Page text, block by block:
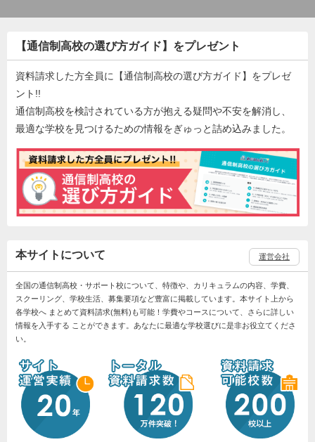
【通信制高校の選び方ガイド】をプレゼント
資料請求した方全員に【通信制高校の選び方ガイド】をプレゼ
ント!!
通信制高校を検討されている方が抱える疑問や不安を解消し、
最適な学校を見つけるための情報をぎゅっと詰め込みました。
本サイトについて 運営会社
全国の通信制高校・サポート校について、特徴や、カリキュラムの内容、学費、
スクーリング、学校生活、募集要項など豊富に掲載しています。本サイト上から
各学校へ まとめて資料請求(無料)も可能！学費やコースについて、さらに詳しい
情報を入手する ことができます。あなたに最適な学校選びに是非お役立てくださ
い。